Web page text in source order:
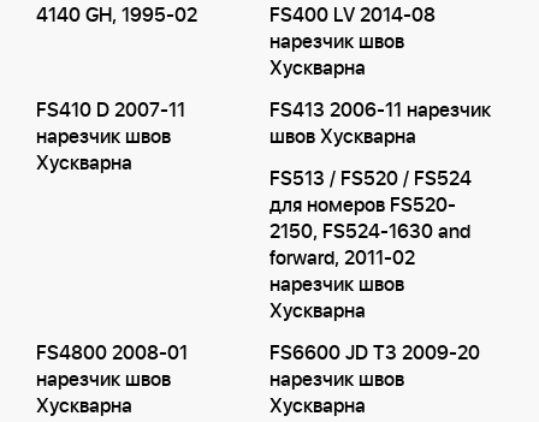
4140 GH, 1995-02
FS400 LV 2014-08
нарезчик швов
Хускварна
FS410 D 2007-11
нарезчик швов
Хускварна
FS413 2006-11 нарезчик
швов Хускварна
FS513 / FS520 / FS524
для номеров FS520-
2150, FS524-1630 and
forward, 2011-02
нарезчик швов
Хускварна
FS4800 2008-01
нарезчик швов
Хускварна
FS6600 JD T3 2009-20
нарезчик швов
Хускварна